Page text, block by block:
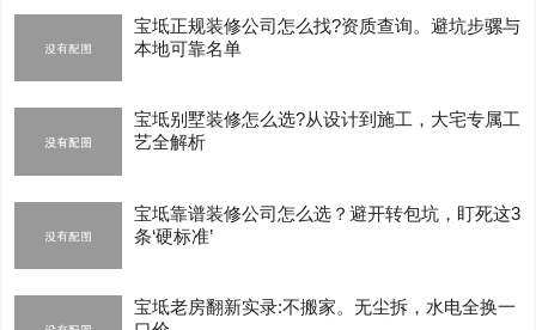
宝坻正规装修公司怎么找?资质查询。避坑步骡与
本地可靠名单
宝坻别墅装修怎么选?从设计到施工，大宅专属工
艺全解析
宝坻靠谱装修公司怎么选？避开转包坑，盯死这3
条‘硬标准’
宝坻老房翻新实录:不搬家。无尘拆，水电全换一